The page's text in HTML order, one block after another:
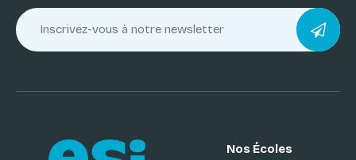
Nos Écoles